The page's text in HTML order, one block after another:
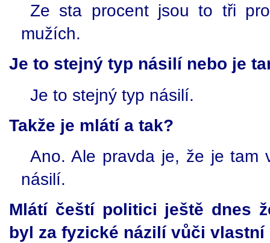
Ze sta procent jsou to tři
mužích.
Je to stejný typ násilí nebo je
Je to stejný typ násilí.
Takže je mlátí a tak?
Ano. Ale pravda je, že je tam
násilí.
Mlátí čeští politici ještě dnes
byl za fyzické názilí vůči